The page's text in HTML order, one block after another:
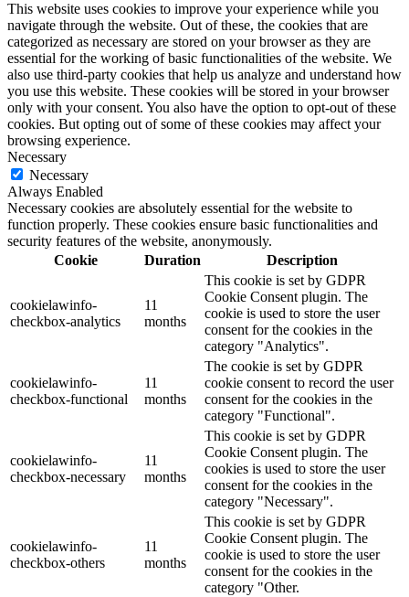
This website uses cookies to improve your experience while you
navigate through the website. Out of these, the cookies that are
categorized as necessary are stored on your browser as they are
essential for the working of basic functionalities of the website. We
also use third-party cookies that help us analyze and understand how
you use this website. These cookies will be stored in your browser
only with your consent. You also have the option to opt-out of these
cookies. But opting out of some of these cookies may affect your
browsing experience.
Necessary
Necessary
Always Enabled
Necessary cookies are absolutely essential for the website to
function properly. These cookies ensure basic functionalities and
security features of the website, anonymously.
Cookie
Duration Description
cookielawinfo-
checkbox-analytics
11
months
This cookie is set by GDPR
Cookie Consent plugin. The
cookie is used to store the user
consent for the cookies in the
category "Analytics".
cookielawinfo-
checkbox-functional
11
months
The cookie is set by GDPR
cookie consent to record the user
consent for the cookies in the
category "Functional".
cookielawinfo-
checkbox-necessary
11
months
This cookie is set by GDPR
Cookie Consent plugin. The
cookies is used to store the user
consent for the cookies in the
category "Necessary".
cookielawinfo-
checkbox-others
11
months
This cookie is set by GDPR
Cookie Consent plugin. The
cookie is used to store the user
consent for the cookies in the
category "Other.